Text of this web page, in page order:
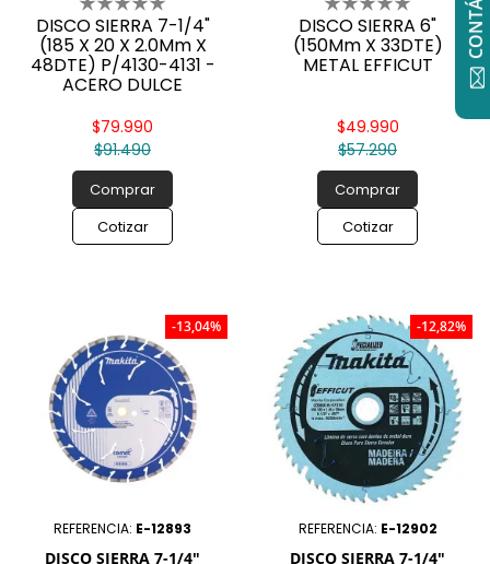
DISCO SIERRA 7-1/4"
(185 X 20 X 2.0Mm X
48DTE) P/4130-4131 -
ACERO DULCE
$91.490
$79.990
Comprar
Cotizar
DISCO SIERRA 6"
(150Mm X 33DTE)
METAL EFFICUT
$57.290
$49.990
Comprar
Cotizar
REFERENCIA: E-12893
DISCO SIERRA 7-1/4"
-13,04%
REFERENCIA: E-12902
DISCO SIERRA 7-1/4"
-12,82%